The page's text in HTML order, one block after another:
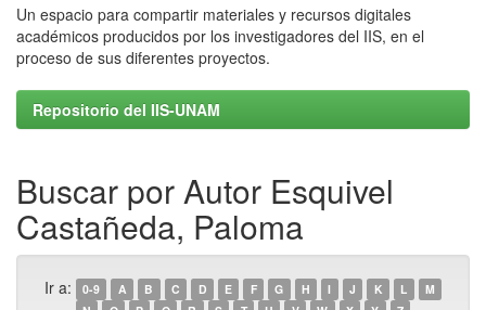
Un espacio para compartir materiales y recursos digitales
académicos producidos por los investigadores del IIS, en el
proceso de sus diferentes proyectos.
Repositorio del IIS-UNAM
Buscar por Autor Esquivel
Castañeda, Paloma
Ir a: 0-9 A B C D E F G H I J K L
M